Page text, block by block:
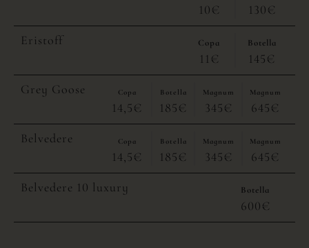
10€
130€
Eristoff
Copa
11€
Botella
145€
Grey Goose
Copa
14,5€
Botella
185€
Magnum
345€
Magnum
645€
Belvedere
Copa
14,5€
Botella
185€
Magnum
345€
Magnum
645€
Belvedere 10 luxury
Botella
600€